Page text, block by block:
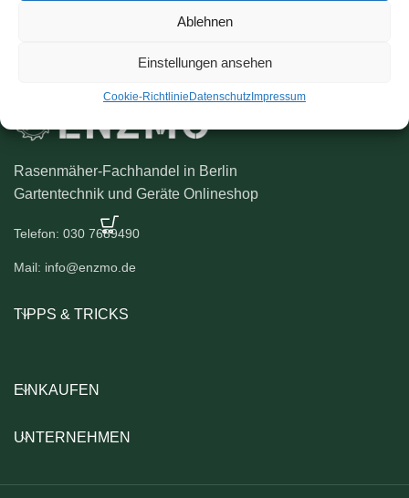
Ablehnen
Einstellungen ansehen
Cookie-Richtlinie Datenschutz Impressum
Rasenmäher-Fachhandel in Berlin
Gartentechnik und Geräte Onlineshop
Telefon: 030 7689490
Mail: info@enzmo.de
TIPPS & TRICKS
EINKAUFEN
UNTERNEHMEN